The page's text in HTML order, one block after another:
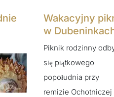
Wakacyjny
w
Piknik rodzinny
się piątkowego
popołudnia przy
remizie Ochotniczej